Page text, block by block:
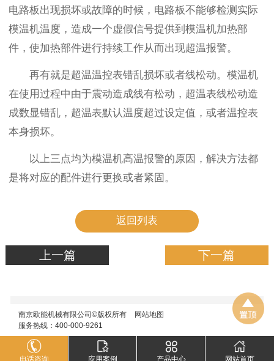
电路板出现损坏或故障的时候，电路板不能够检测实际
模温机温度，造成一个虚假信号提供到模温机加热部
件，使加热部件进行持续工作从而出现超温报警。
再有就是超温温控表错乱损坏或者线松动。模温机
在使用过程中由于震动造成线有松动，超温表线松动造
成数显错乱，超温表默认温度超过设定值，或者温控表
本身损坏。
以上三点均为模温机高温报警的原因，解决方法都
是将对应的配件进行更换或者紧固。
返回列表
上一篇 下一篇
南京欧能机械有限公司©版权所有
网站地图
服务热线：400-000-9261
电话咨询 应用案例 产品中心 网站首页